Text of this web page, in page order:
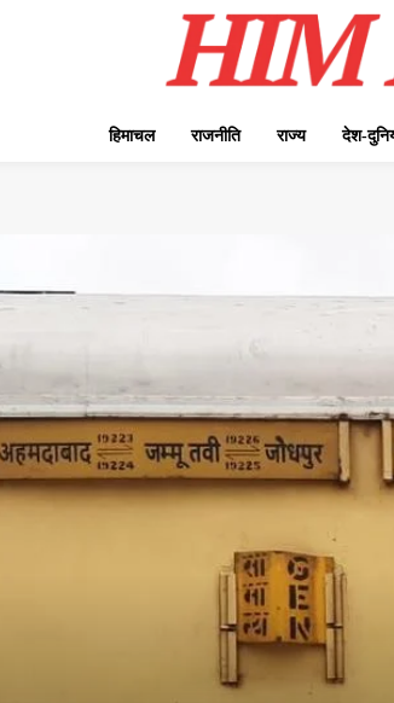
हिमाचल राजनीति राज्य देश-